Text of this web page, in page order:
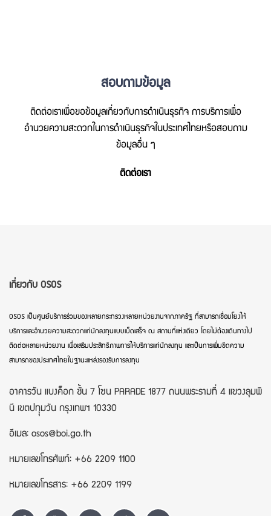
สอบถามข้อมูล
ติดต่อเราเพื่อขอข้อมูลเกี่ยวกับการดำเนินธุรกิจ การบริการเพื่อ
อำนวยความสะดวกในการดำเนินธุรกิจในประเทศไทยหรือสอบถาม
ข้อมูลอื่น ๆ
ติดต่อเรา
เกี่ยวกับ OSOS
OSOS เป็นศูนย์บริการร่วมของหลายกระทรวงหลายหน่วยงานจากภาครัฐ ที่สามารถเชื่อมโยงให้
บริการและอำนวยความสะดวกแก่นักลงทุนแบบเบ็ดเสร็จ ณ สถานที่แห่งเดียว โดยไม่ต้องเดินทางไป
ติดต่อหลายหน่วยงาน เพื่อเสริมประสิทธิภาพการให้บริการแก่นักลงทุน และเป็นการเพิ่มขีดความ
สามารถของประเทศไทยในฐานะแหล่งรองรับการลงทุน
อาคารวัน แบงค็อก ชั้น 7 โซน PARADE 1877 ถนนพระรามที่ 4 แขวงลุมพิ
นี เขตปทุุมวัน กรุงเทพฯ 10330
อีเมล: osos@boi.go.th
หมายเลขโทรศัพท์: +66 2209 1100
หมายเลขโทรสาร: +66 2209 1199